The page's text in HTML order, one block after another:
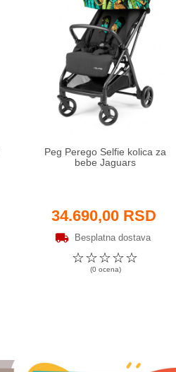
Peg Perego Selfie kolica za
bebe Jaguars
34.690,00 RSD
Besplatna dostava
☆
☆
☆
☆
☆
(0 ocena)